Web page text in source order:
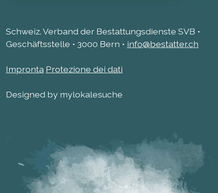
Schweiz. Verband der Bestattungsdienste SVB •
Geschäftsstelle • 3000 Bern • info@bestatter.ch
Impronta Protezione dei dati
Designed by mylokalesuche